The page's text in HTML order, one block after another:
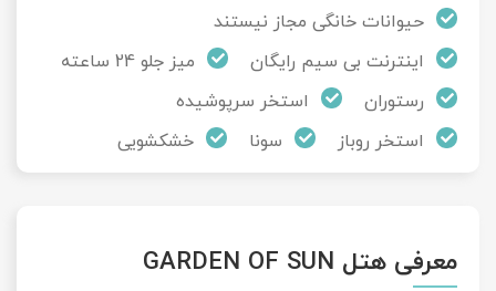
حیوانات خانگی مجاز نیستند
اینترنت بی سیم رایگان
میز جلو 24 ساعته
رستوران
استخر سرپوشیده
استخر روباز
سونا خشکشویی
معرفی هتل GARDEN OF SUN